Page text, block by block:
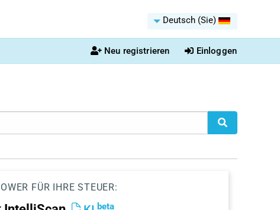
Deutsch (Sie)
Neu registrieren Einloggen
FÜR IHRE STEUER:
beta